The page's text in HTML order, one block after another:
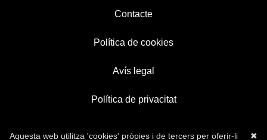
Contacte
Política de cookies
Avís legal
Política de privacitat
✖
Aquesta web utilitza 'cookies' pròpies i de tercers per oferir-li